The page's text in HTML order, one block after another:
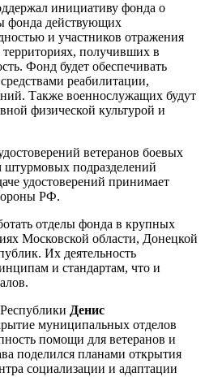
инициативу фонда о
фонда действующих
и участников отражения
получивших в
Фонд будет обеспечивать
реабилитации,
Также военнослужащих будут
физической культурой и
ветеранов боевых
подразделений
удостоверений принимает
РФ.
отделы фонда в крупных
Московской области, Донецкой
Их деятельность
и стандартам, что и
Денис
муниципальных отделов
помощи для ветеранов и
поделился планами открытия
социализации и адаптации